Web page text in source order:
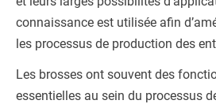
connaissance est utilisée afin
les processus de production des
Les brosses ont souvent des
essentielles au sein du processus